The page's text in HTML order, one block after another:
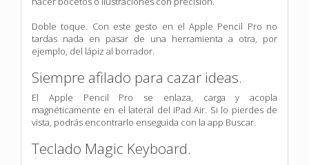
Doble toque. Con este gesto en el Apple Pencil Pro no
tardas nada en pasar de una herramienta a otra, por
ejemplo, del lápiz al borrador.
Siempre afilado para cazar ideas.
El Apple Pencil Pro se enlaza, carga y acopla
magnéticamente en el lateral del iPad Air. Si lo pierdes de
vista, podrás encontrarlo enseguida con la app Buscar.
Teclado Magic Keyboard.